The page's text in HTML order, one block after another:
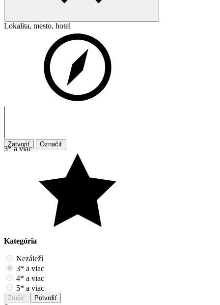
Lokalita, mesto, hotel
Zatvoriť Označiť
3* a viac
Kategória
Nezáleží
3* a viac
4* a viac
5* a viac
Zrušiť Potvrdiť